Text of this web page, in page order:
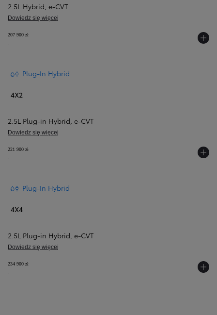
2.5L Hybrid, e‑CVT
Dowiedz się więcej
207 900 zł
Plug-In Hybrid
4X2
2.5L Plug-in Hybrid, e‑CVT
Dowiedz się więcej
221 900 zł
Plug-In Hybrid
4X4
2.5L Plug-in Hybrid, e‑CVT
Dowiedz się więcej
234 900 zł